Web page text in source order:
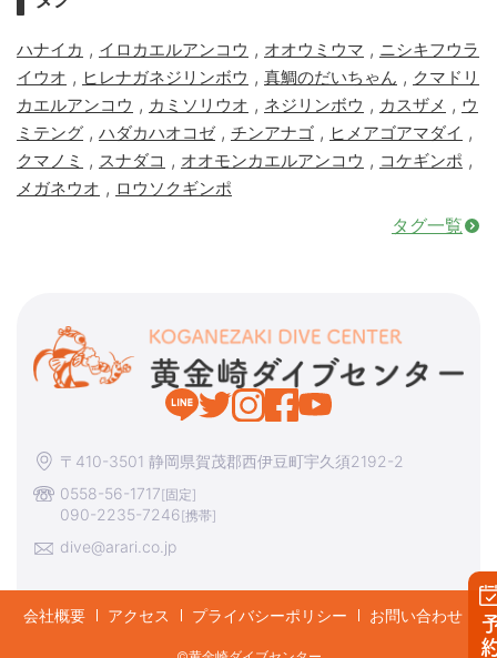
ハナイカ , イロカエルアンコウ , オオウミウマ , ニシキフウラ
イウオ , ヒレナガネジリンボウ , 真鯛のだいちゃん , クマドリ
カエルアンコウ , カミソリウオ , ネジリンボウ , カスザメ , ウ
ミテング , ハダカハオコゼ, チンアナゴ , ヒメアゴアマダイ ,
クマノミ , スナダコ , オオモンカエルアンコウ , コケギンポ ,
メガネウオ , ロウソクギンポ
タグ一覧
〒410-3501 静岡県賀茂郡西伊豆町宇久須2192-2
0558-56-1717[固定]
090-2235-7246[携帯]
dive@arari.co.jp
会社概要 アクセス プライバシーポリシー お問い合わせ